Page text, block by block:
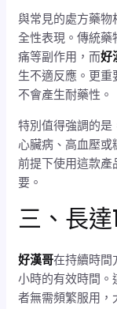
與常見的處方藥物
全性表現。傳統藥
痛等副作用，而好
生不適反應。更
不會產生耐藥性。
特別值得強調的是
心臟病、高血壓或
前提下使用這款產
要。
三、長
好漢哥在持續時間
小時的有效時間。
者無需頻繁服用，